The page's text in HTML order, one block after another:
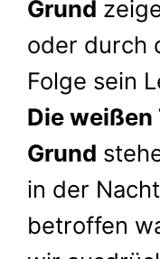
Grund
oder durch
Folge sein
Die weißen
Grund
in der
betroffen